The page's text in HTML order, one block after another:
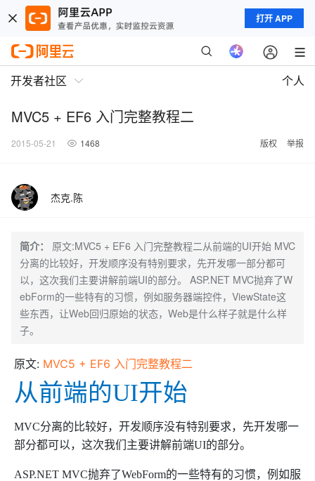
打开 APP
开发者社区 个人
MVC5 + EF6 入门完整教程二
2015-05-21 1468 版权 举报
杰克.陈
简介：
原文:MVC5 + EF6 入门完整教程二从前端的UI开始 MVC
分离的比较好，开发顺序没有特别要求，先开发哪一部分都可
以，这次我们主要讲解前端UI的部分。 ASP.NET MVC抛弃了W
ebForm的一些特有的习惯，例如服务器端控件，ViewState这
些东西，让Web回归原始的状态，Web是什么样子就是什么样
子。
原文: MVC5 + EF6 入门完整教程二
从前端的UI开始
MVC分离的比较好，开发顺序没有特别要求，先开发哪一
部分都可以，这次我们主要讲解前端UI的部分。
ASP.NET MVC抛弃了WebForm的一些特有的习惯，例如服